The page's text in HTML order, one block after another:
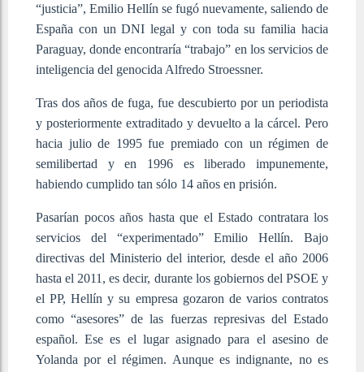
“justicia”, Emilio Hellín se fugó nuevamente, saliendo de
España con un DNI legal y con toda su familia hacia
Paraguay, donde encontraría “trabajo” en los servicios de
inteligencia del genocida Alfredo Stroessner.
Tras dos años de fuga, fue descubierto por un periodista
y posteriormente extraditado y devuelto a la cárcel. Pero
hacia julio de 1995 fue premiado con un régimen de
semilibertad y en 1996 es liberado impunemente,
habiendo cumplido tan sólo 14 años en prisión.
Pasarían pocos años hasta que el Estado contratara los
servicios del “experimentado” Emilio Hellín. Bajo
directivas del Ministerio del interior, desde el año 2006
hasta el 2011, es decir, durante los gobiernos del PSOE y
el PP, Hellín y su empresa gozaron de varios contratos
como “asesores” de las fuerzas represivas del Estado
español. Ese es el lugar asignado para el asesino de
Yolanda por el régimen. Aunque es indignante, no es